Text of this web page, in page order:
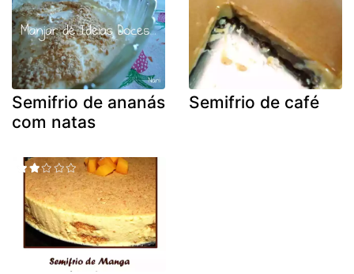
Semifrio de ananás
com natas
Semifrio de café